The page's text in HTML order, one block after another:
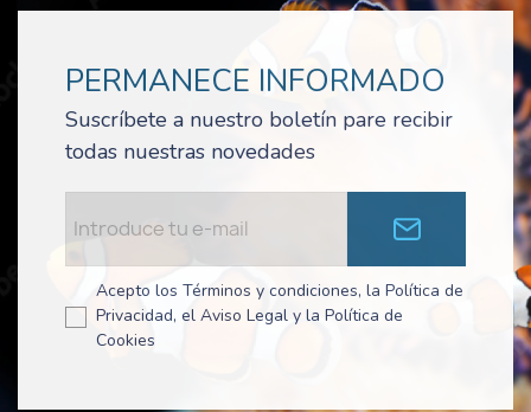
PERMANECE INFORMADO
Suscríbete a nuestro boletín pare recibir
todas nuestras novedades
Acepto los Términos y condiciones, la Política de
Privacidad, el Aviso Legal y la Política de
Cookies